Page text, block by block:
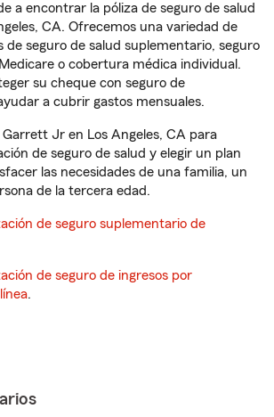
a encontrar la póliza de seguro de salud
CA. Ofrecemos una variedad de
de seguro de salud suplementario, seguro
o cobertura médica individual.
su cheque con seguro de
a cubrir gastos mensuales.
Garrett Jr en Los Angeles, CA para
de seguro de salud y elegir un plan
las necesidades de una familia, un
de la tercera edad.
de seguro suplementario de
de seguro de ingresos por
.